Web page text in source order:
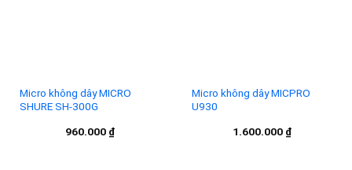
Micro không dây MICRO
SHURE SH-300G
960.000 ₫
Micro không dây MICPRO
U930
1.600.000 ₫